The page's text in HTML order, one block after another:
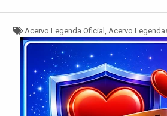
Tagged
Acervo Legenda Oficial Acervo